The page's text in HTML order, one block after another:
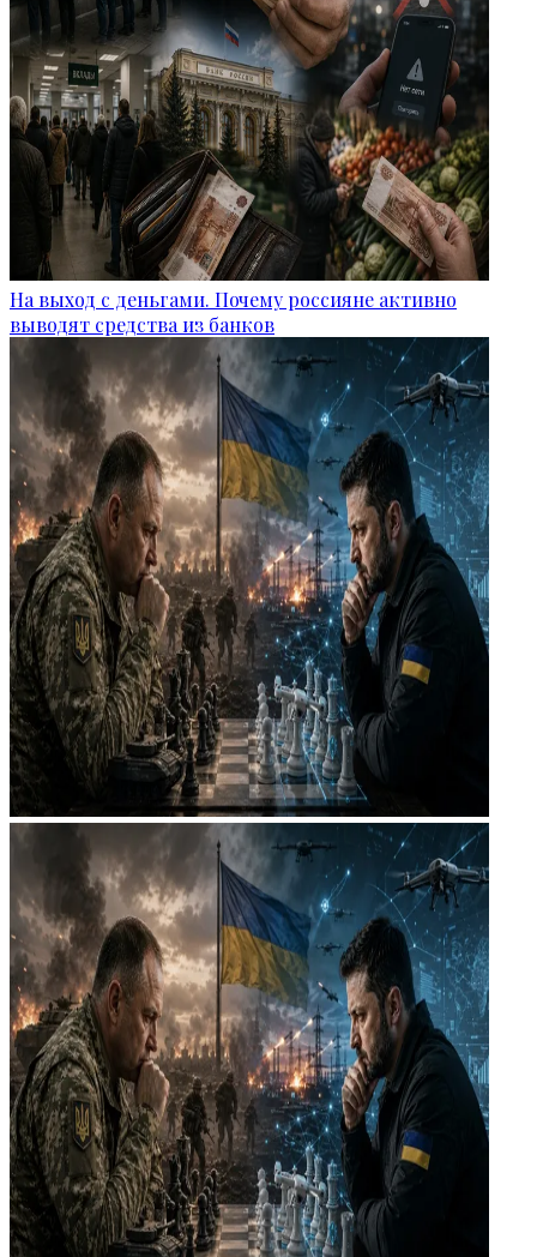
На выход с деньгами. Почему россияне активно
выводят средства из банков